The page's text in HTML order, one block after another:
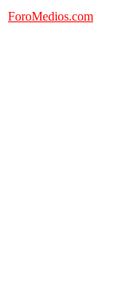
ForoMedios.com